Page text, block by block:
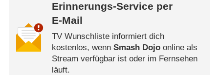
Erinnerungs-Service per
E-Mail
TV Wunschliste informiert dich
kostenlos, wenn Smash Dojoonline als
Stream verfügbar ist oder im Fernsehen
läuft.